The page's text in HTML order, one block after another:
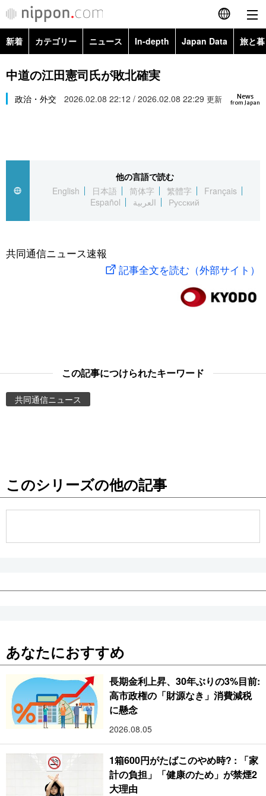
English
繁體字
العربية
社会
旅と暮らし
東京
新着 カテゴリー ニュース In-depth Japan Data 旅と
政治・外交
経済・ビジネス
社会
文化
科学・技術
暮らし
Images
お知らせ
中道の江田憲司氏が敗北確実
News
from Japan
政治・外交 2026.02.08 22:12 / 2026.02.08 22:29 更新
他の言語で読む
English
日本語 简体字 繁體字
Français
Español
العربية Русский
共同通信ニュース速報
記事全文を読む（外部サイト）
この記事につけられたキーワード
共同通信ニュース
このシリーズの他の記事
あなたにおすすめ
長期金利上昇、30年ぶりの3%目前:
高市政権の「財源なき」消費減税
に懸念
2026.08.05
1箱600円がたばこのやめ時? : 「家
計の負担」「健康のため」が禁煙2
大理由